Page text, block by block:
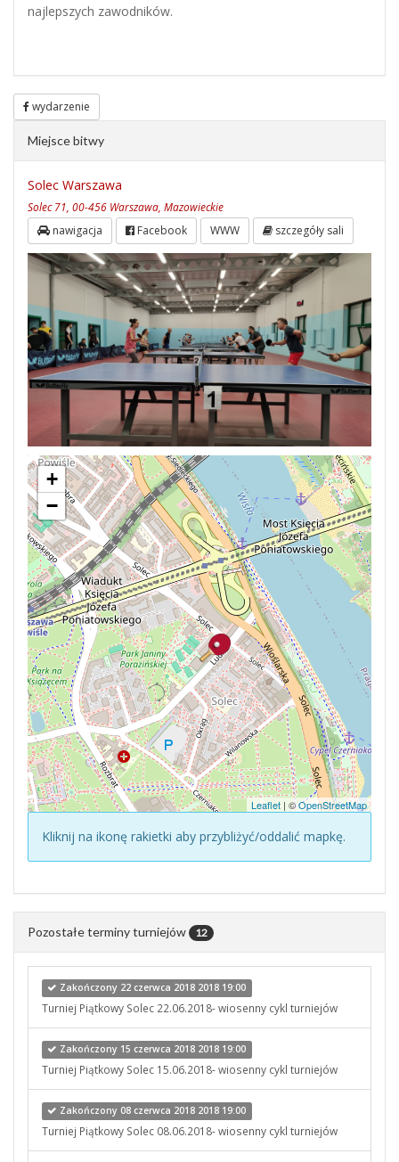
najlepszych zawodników.
wydarzenie
Miejsce bitwy
Solec Warszawa
Solec 71, 00-456 Warszawa, Mazowieckie
nawigacja Facebook WWW szczegóły sali
+
−
Leaflet | ©OpenStreetMap
Kliknij na ikonę rakietki aby przybliżyć/oddalić mapkę.
Pozostałe terminy turniejów 12
Zakończony 22 czerwca 2018 2018 19:00
Turniej Piątkowy Solec 22.06.2018- wiosenny cykl turniejów
Zakończony 15 czerwca 2018 2018 19:00
Turniej Piątkowy Solec 15.06.2018- wiosenny cykl turniejów
Zakończony 08 czerwca 2018 2018 19:00
Turniej Piątkowy Solec 08.06.2018- wiosenny cykl turniejów